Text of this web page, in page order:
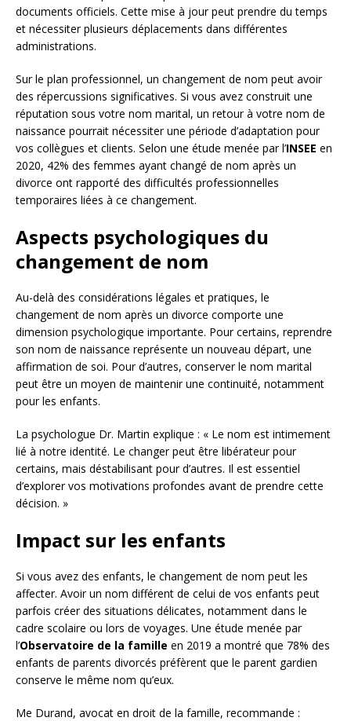
documents officiels. Cette mise à jour peut prendre du temps
et nécessiter plusieurs déplacements dans différentes
administrations.
Sur le plan professionnel, un changement de nom peut avoir
des répercussions significatives. Si vous avez construit une
réputation sous votre nom marital, un retour à votre nom de
naissance pourrait nécessiter une période d’adaptation pour
vos collègues et clients. Selon une étude menée par l’INSEE en
2020, 42% des femmes ayant changé de nom après un
divorce ont rapporté des difficultés professionnelles
temporaires liées à ce changement.
Aspects psychologiques du
changement de nom
Au-delà des considérations légales et pratiques, le
changement de nom après un divorce comporte une
dimension psychologique importante. Pour certains, reprendre
son nom de naissance représente un nouveau départ, une
affirmation de soi. Pour d’autres, conserver le nom marital
peut être un moyen de maintenir une continuité, notamment
pour les enfants.
La psychologue Dr. Martin explique : « Le nom est intimement
lié à notre identité. Le changer peut être libérateur pour
certains, mais déstabilisant pour d’autres. Il est essentiel
d’explorer vos motivations profondes avant de prendre cette
décision. »
Impact sur les enfants
Si vous avez des enfants, le changement de nom peut les
affecter. Avoir un nom différent de celui de vos enfants peut
parfois créer des situations délicates, notamment dans le
cadre scolaire ou lors de voyages. Une étude menée par
l’Observatoire de la famille en 2019 a montré que 78% des
enfants de parents divorcés préfèrent que le parent gardien
conserve le même nom qu’eux.
Me Durand, avocat en droit de la famille, recommande :